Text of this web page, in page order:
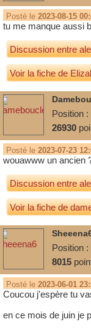
Posté le 2023-08-15
tu me manque aussi
Discussion entre
Voir la fiche de
Position :
26930
Posté le 2023-07-23
wouawww un ancien
Discussion entre
Voir la fiche de
Position :
8015
Posté le 2023-06-01
Coucou j'espère tu
en ce mois de juin je